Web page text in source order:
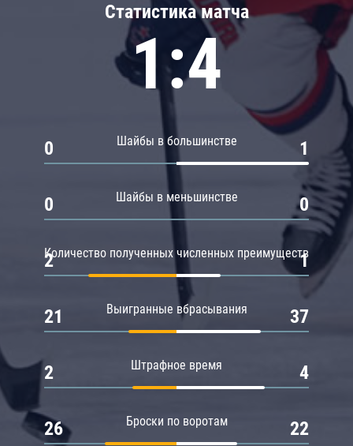
Статистика матча
1:4
Шайбы в большинстве
0 1
Шайбы в меньшинстве
0 0
Количество полученных численных преимуществ
2 1
Выигранные вбрасывания
21 37
Штрафное время
2 4
Броски по воротам
26 22